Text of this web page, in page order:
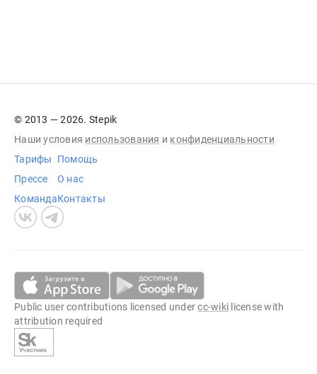
© 2013 — 2026. Stepik
Наши условия использования и конфиденциальности
Тарифы
Прессе
Команда
Помощь
О нас
Контакты
Public user contributions licensed undercc-wiki license with
attribution required